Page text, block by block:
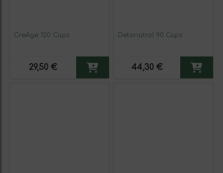
CreAge 120 Caps
29,50 €
Detonatrol 90 Caps
44,30 €